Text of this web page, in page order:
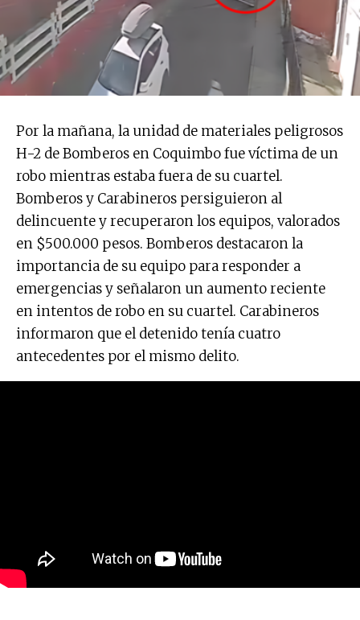
Por la mañana, la unidad de materiales peligrosos
H-2 de Bomberos en Coquimbo fue víctima de un
robo mientras estaba fuera de su cuartel.
Bomberos y Carabineros persiguieron al
delincuente y recuperaron los equipos, valorados
en $500.000 pesos. Bomberos destacaron la
importancia de su equipo para responder a
emergencias y señalaron un aumento reciente
en intentos de robo en su cuartel. Carabineros
informaron que el detenido tenía cuatro
antecedentes por el mismo delito.